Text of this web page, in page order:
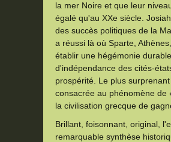
la mer Noire et que leur
égalé qu'au XXe siècle.
des succès politiques de la
a réussi là où Sparte,
établir une hégémonie
d'indépendance des cités-
prospérité. Le plus
consacrée au phénomène de
la civilisation grecque de
Brillant, foisonnant, original,
remarquable synthèse